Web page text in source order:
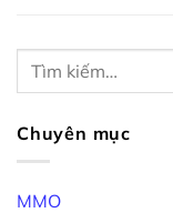
Chuyên mục
MMO